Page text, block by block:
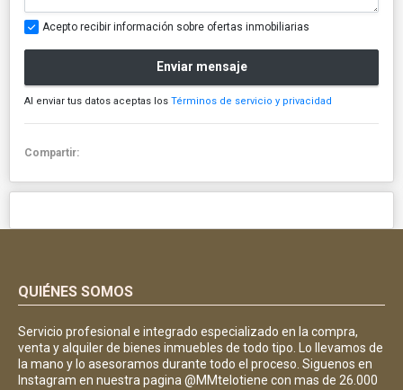
Acepto recibir información sobre ofertas inmobiliarias
Enviar mensaje
Al enviar tus datos aceptas los Términos de servicio y privacidad
Compartir:
QUIÉNES SOMOS
Servicio profesional e integrado especializado en la compra,
venta y alquiler de bienes inmuebles de todo tipo. Lo llevamos de
la mano y lo asesoramos durante todo el proceso. Siguenos en
Instagram en nuestra pagina @MMtelotiene con mas de 26.000